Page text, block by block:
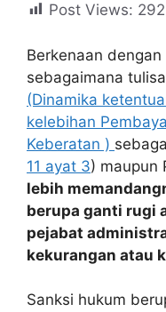
Post Views: 292
Berkenaan
sebagaimana
(Dinamika
kelebihan
Keberatan )
11 ayat 3) maupun
lebih
berupa ganti rugi
pejabat
kekurangan atau
Sanksi hukum